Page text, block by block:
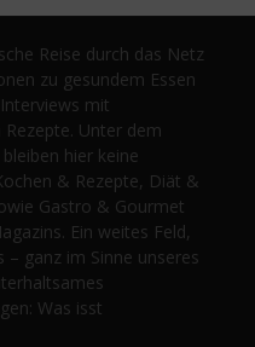
Reise durch das Netz
zu gesundem Essen
mit
Unter dem
hier keine
& Rezepte, Diät &
Gastro & Gourmet
Ein weites Feld,
ganz im Sinne unseres
Was isst